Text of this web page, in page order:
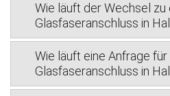
Wie läuft der Wechsel zu
Glasfaseranschluss in
Wie läuft eine Anfrage
Glasfaseranschluss in